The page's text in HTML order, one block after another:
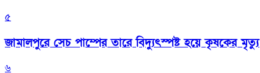
৫
জামালপুরে সেচ পাম্পের তারে বিদ্যুৎস্পষ্ট হয়ে কৃষকের মৃত্যু
৬